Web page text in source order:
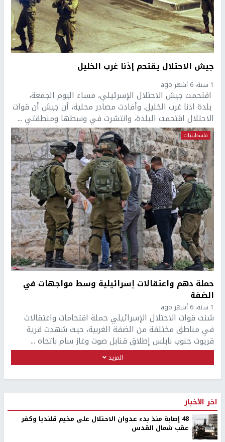
جيش الاحتلال يقتحم إذنا غرب الخليل
1 سنة، 6 أشهر ago
اقتحمت جيش الاحتلال الإسرئيلي، مساء اليوم الجمعة،
بلدة اذنا غرب الخليل. وأفادت مصادر محلية، أن جيش أن قوات
الاحتلال اقتحمت البلدة، وانتشرت في وسطها ومنطقتي ...
فلسطينيات
حملة دهم واعتقالات إسرائيلية وسط مواجهات في
الضفة
1 سنة، 6 أشهر ago
شنت قوات الاحتلال الإسرائيلي حملة اقتحامات واعتقالات
في مناطق مختلفة من الضفة الغربية، حيث شهدت قرية
قريوت جنوب نابلس إطلاق قنابل صوت وغاز سام باتجاه ...
المزيد
اخر الأخبار
48 إصابة منذ بدء عدوان الاحتلال على مخيم قلنديا وكفر
عقب شمال القدس